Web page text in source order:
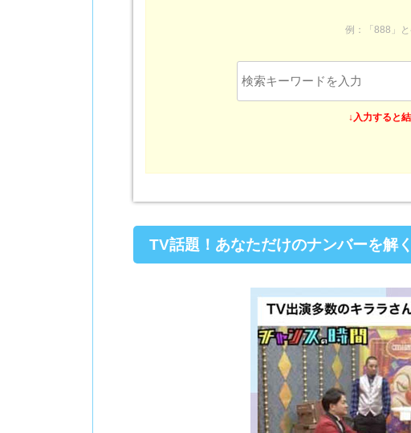
例：「888」
↓入力すると
TV話題！あなただけのナンバーを解